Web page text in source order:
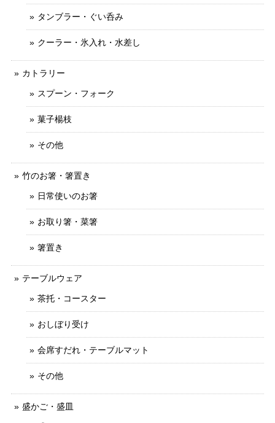
タンブラー・ぐい呑み
クーラー・氷入れ・水差し
カトラリー
スプーン・フォーク
菓子楊枝
その他
竹のお箸・箸置き
日常使いのお箸
お取り箸・菜箸
箸置き
テーブルウェア
茶托・コースター
おしぼり受け
会席すだれ・テーブルマット
その他
盛かご・盛皿